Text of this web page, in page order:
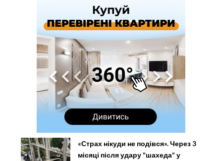
«Страх нікуди не подівся». Через 3
місяці після удару "шахеда" у